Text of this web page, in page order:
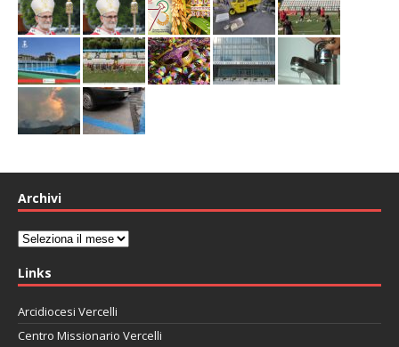
Archivi
Archivi
Links
Arcidiocesi Vercelli
Centro Missionario Vercelli